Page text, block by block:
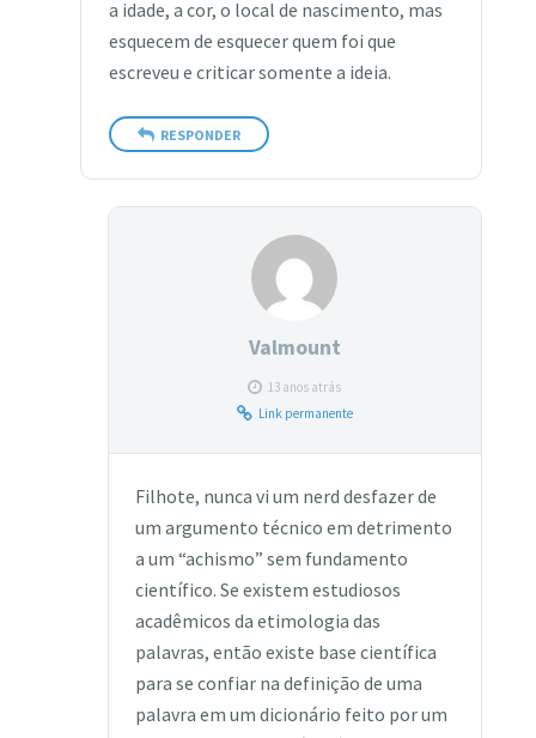
a idade, a cor, o local de nascimento, mas
esquecem de esquecer quem foi que
escreveu e criticar somente a ideia.
RESPONDER
Valmount
13 anos atrás
Link permanente
Filhote, nunca vi um nerd desfazer de
um argumento técnico em detrimento
a um “achismo” sem fundamento
científico. Se existem estudiosos
acadêmicos da etimologia das
palavras, então existe base científica
para se confiar na definição de uma
palavra em um dicionário feito por um